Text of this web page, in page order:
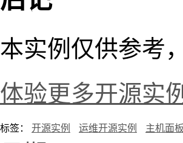
本实例仅供参考
体验更多开源实例
标签： 开源实例 运维开源实例 主机面